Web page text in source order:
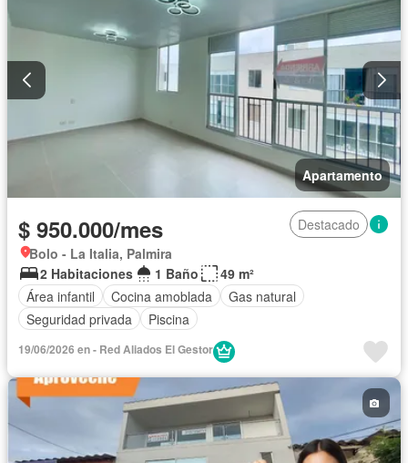
Apartamento
$ 950.000/mes
Destacado
Bolo - La Italia, Palmira
2 Habitaciones
1 Baño
49 m²
Área infantil
Cocina amoblada
Gas natural
Seguridad privada
Piscina
19/06/2026 en - Red Aliados El Gestor